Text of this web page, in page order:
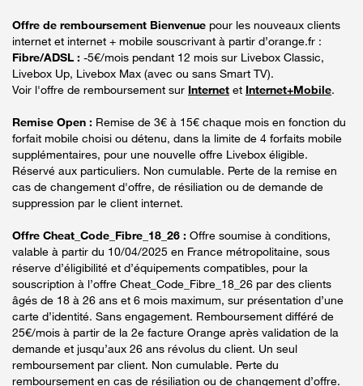
Offre de remboursement Bienvenue pour les nouveaux clients
internet et internet + mobile souscrivant à partir d’orange.fr :
Fibre/ADSL : -5€/mois pendant 12 mois sur Livebox Classic,
Livebox Up, Livebox Max (avec ou sans Smart TV).
Voir l'offre de remboursement sur Internet et Internet+Mobile.
Remise Open : Remise de 3€ à 15€ chaque mois en fonction du
forfait mobile choisi ou détenu, dans la limite de 4 forfaits mobile
supplémentaires, pour une nouvelle offre Livebox éligible.
Réservé aux particuliers. Non cumulable. Perte de la remise en
cas de changement d'offre, de résiliation ou de demande de
suppression par le client internet.
Offre Cheat_Code_Fibre_18_26 : Offre soumise à conditions,
valable à partir du 10/04/2025 en France métropolitaine, sous
réserve d’éligibilité et d’équipements compatibles, pour la
souscription à l’offre Cheat_Code_Fibre_18_26 par des clients
âgés de 18 à 26 ans et 6 mois maximum, sur présentation d’une
carte d’identité. Sans engagement. Remboursement différé de
25€/mois à partir de la 2e facture Orange après validation de la
demande et jusqu’aux 26 ans révolus du client. Un seul
remboursement par client. Non cumulable. Perte du
remboursement en cas de résiliation ou de changement d’offre.